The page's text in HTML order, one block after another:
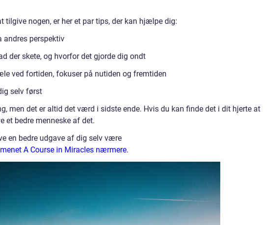
tilgive nogen, er her et par tips, der kan hjælpe dig:
andres perspektiv
der skete, og hvorfor det gjorde dig ondt
ved fortiden, fokuser på nutiden og fremtiden
selv først
men det er altid det værd i sidste ende. Hvis du kan finde det i dit hjerte at
et bedre menneske af det.
en bedre udgave af dig selv være
A Course in Miracles nærmere.